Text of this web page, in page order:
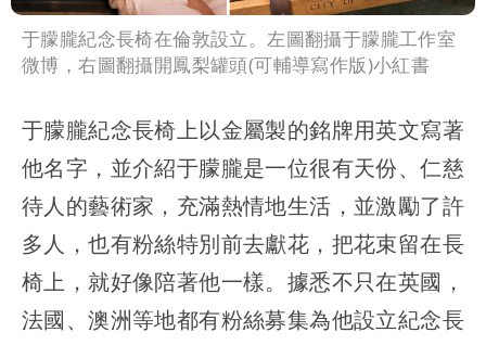
于朦朧紀念長椅在倫敦設立。左圖翻攝于朦朧工作室
微博，右圖翻攝開鳳梨罐頭(可輔導寫作版)小紅書
于朦朧紀念長椅上以金屬製的銘牌用英文寫著
他名字，並介紹于朦朧是一位很有天份、仁慈
待人的藝術家，充滿熱情地生活，並激勵了許
多人，也有粉絲特別前去獻花，把花束留在長
椅上，就好像陪著他一樣。據悉不只在英國，
法國、澳洲等地都有粉絲募集為他設立紀念長